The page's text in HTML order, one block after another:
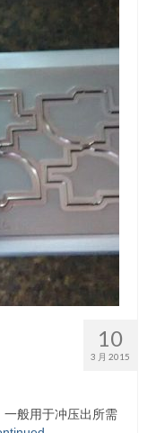
10
3 月 2015
一般用于冲压出所需